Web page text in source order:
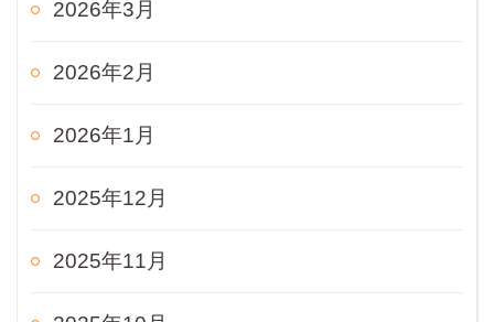
2026年3月
2026年2月
2026年1月
2025年12月
2025年11月